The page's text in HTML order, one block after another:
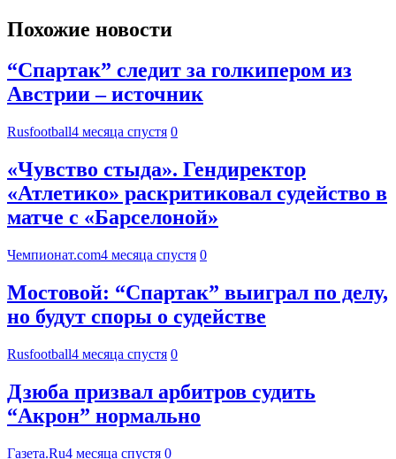
Похожие новости
“Спартак” следит за голкипером из
Австрии – источник
Rusfootball4 месяца спустя 0
«Чувство стыда». Гендиректор
«Атлетико» раскритиковал судейство в
матче с «Барселоной»
Чемпионат.com4 месяца спустя 0
Мостовой: “Спартак” выиграл по делу,
но будут споры о судействе
Rusfootball4 месяца спустя 0
Дзюба призвал арбитров судить
“Акрон” нормально
Газета.Ru4 месяца спустя 0